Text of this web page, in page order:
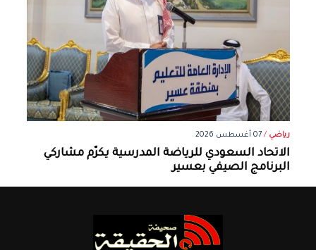
رياضي /07 أغسطس 2026
الاتحاد السعودي للرياضة المدرسية يكرّم مشاركي
البرنامج الصيفي بعسير